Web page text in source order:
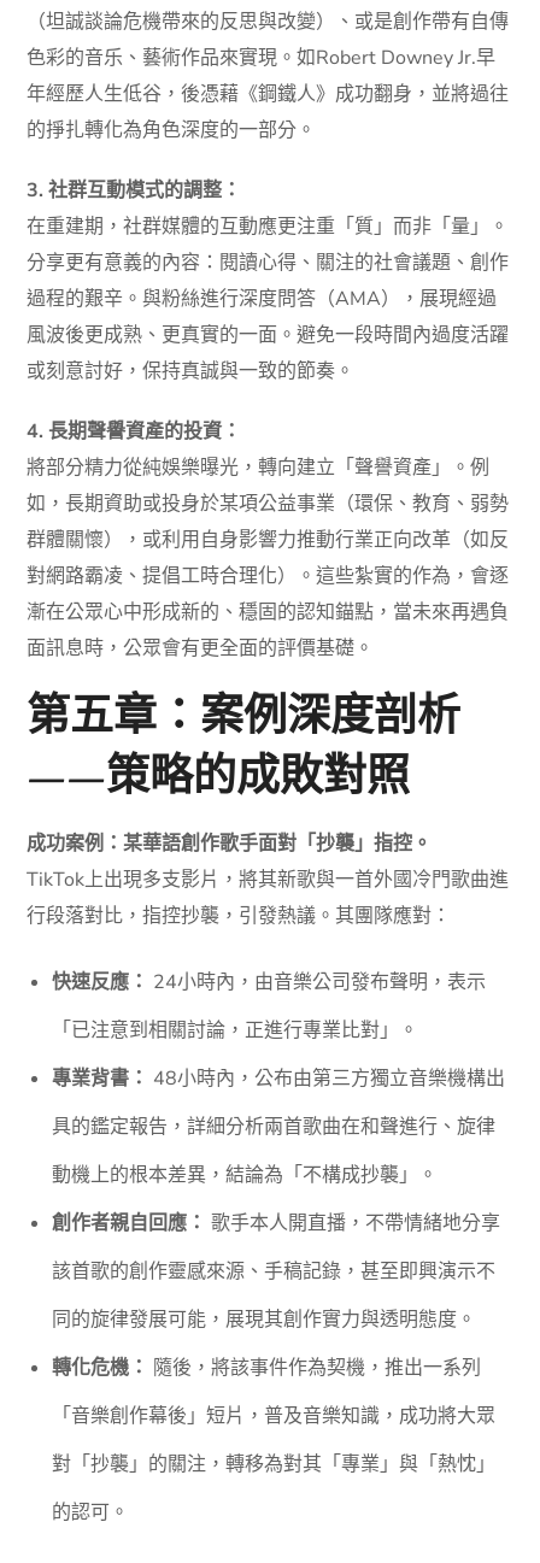
（坦誠談論危機帶來的反思與改變）、或是創作帶有自傳
色彩的音乐、藝術作品來實現。如Robert Downey Jr.早
年經歷人生低谷，後憑藉《鋼鐵人》成功翻身，並將過往
的掙扎轉化為角色深度的一部分。
3. 社群互動模式的調整：
在重建期，社群媒體的互動應更注重「質」而非「量」。
分享更有意義的內容：閱讀心得、關注的社會議題、創作
過程的艱辛。與粉絲進行深度問答（AMA），展現經過
風波後更成熟、更真實的一面。避免一段時間內過度活躍
或刻意討好，保持真誠與一致的節奏。
4. 長期聲譽資產的投資：
將部分精力從純娛樂曝光，轉向建立「聲譽資產」。例
如，長期資助或投身於某項公益事業（環保、教育、弱勢
群體關懷），或利用自身影響力推動行業正向改革（如反
對網路霸凌、提倡工時合理化）。這些紮實的作為，會逐
漸在公眾心中形成新的、穩固的認知錨點，當未來再遇負
面訊息時，公眾會有更全面的評價基礎。
第五章：案例深度剖析
——策略的成敗對照
成功案例：某華語創作歌手面對「抄襲」指控。
TikTok上出現多支影片，將其新歌與一首外國冷門歌曲進
行段落對比，指控抄襲，引發熱議。其團隊應對：
快速反應： 24小時內，由音樂公司發布聲明，表示
「已注意到相關討論，正進行專業比對」。
專業背書： 48小時內，公布由第三方獨立音樂機構出
具的鑑定報告，詳細分析兩首歌曲在和聲進行、旋律
動機上的根本差異，結論為「不構成抄襲」。
創作者親自回應： 歌手本人開直播，不帶情緒地分享
該首歌的創作靈感來源、手稿記錄，甚至即興演示不
同的旋律發展可能，展現其創作實力與透明態度。
轉化危機： 隨後，將該事件作為契機，推出一系列
「音樂創作幕後」短片，普及音樂知識，成功將大眾
對「抄襲」的關注，轉移為對其「專業」與「熱忱」
的認可。